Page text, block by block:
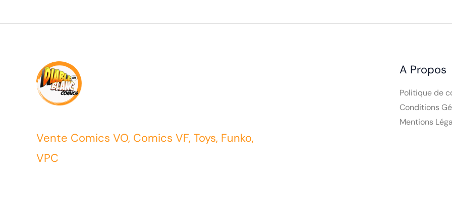
Vente Comics VO, Comics VF, Toys, Funko,
VPC
A Propos
Politique de
Conditions
Mentions